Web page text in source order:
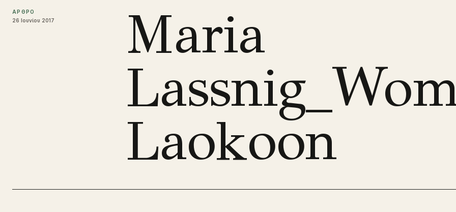
ΑΡΘΡΟ
26 Ιουνίου 2017
Maria
Laokoon